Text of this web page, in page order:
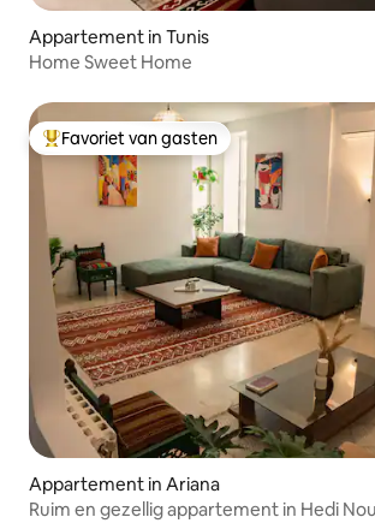
Appartement in Tunis
Home Sweet Home
Topfavoriet van gasten
Favoriet van gasten
Appartement in Ariana
Ruim en gezellig appartement in Hedi